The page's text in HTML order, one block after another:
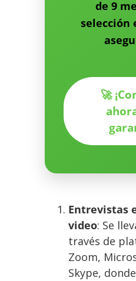
de 9
selección
🚀
Entrevistas
video: Se
través de
Zoom,
Skype,